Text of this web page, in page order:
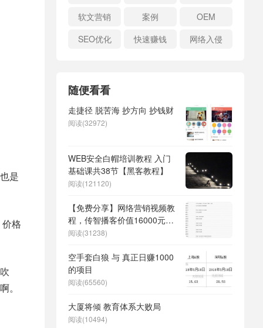
是
格
。
软文营销
案例
OEM
SEO优化
快速赚钱 网络入侵
随便看看
走捷径 脱苦海 抄方向 抄钱财
阅读(32972)
WEB安全白帽培训教程 入门
基础课共38节【黑客教程】
阅读(121120)
【免费分享】网络营销视频教
程，传智播客价值16000元的
课程
阅读(31238)
空手套白狼 与 真正日赚1000
的项目
阅读(65560)
大厦将倾 教育体系大败局
阅读(10494)